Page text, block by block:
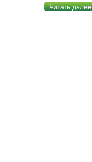
Читать далее